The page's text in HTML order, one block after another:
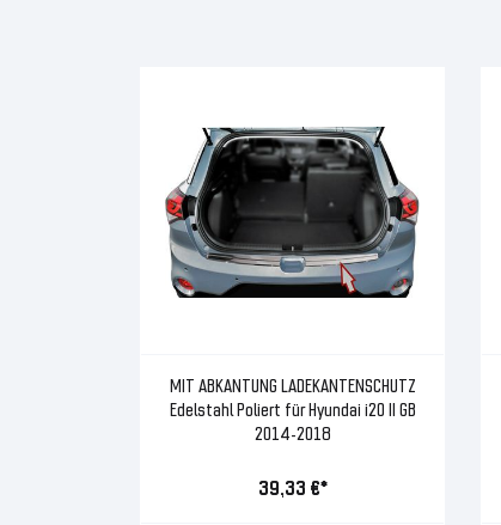
MIT ABKANTUNG LADEKANTENSCHUTZ
Edelstahl Poliert für Hyundai i20 II GB
2014-2018
39,33 €*